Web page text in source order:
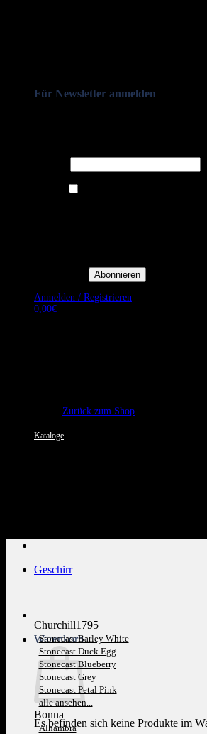
Für Newsletter anmelden
Anmelden / Registrieren
0,00€
Zurück zum Shop
Kataloge
Warenkorb
Es befinden sich keine Produkte im
Geschirr
Churchill1795
Stonecast Barley White
Stonecast Duck Egg
Stonecast Blueberry
Stonecast Grey
Stonecast Petal Pink
alle ansehen...
Bonna
Alhambra